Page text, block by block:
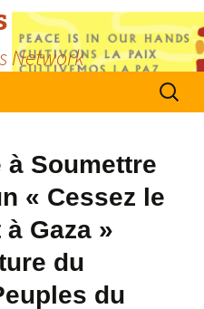
Network
Search
for:
à Soumettre
« Cessez le
Gaza »
du
du